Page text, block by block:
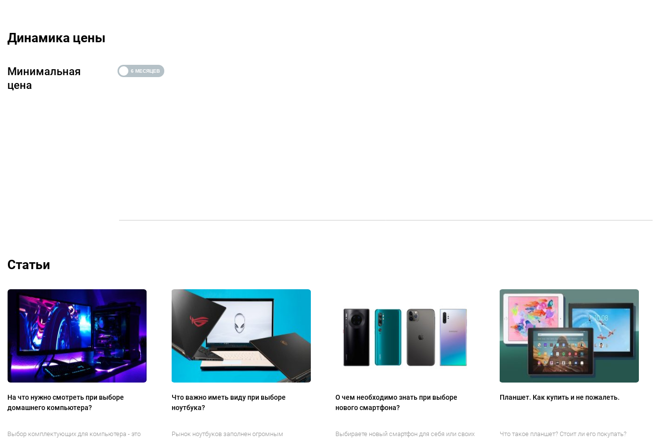
Динамика цены
Минимальная
цена
Статьи
На что нужно смотреть при выборе
домашнего компьютера?
Выбор комплектующих для компьютера - это
Что важно иметь виду при выборе
ноутбука?
Рынок ноутбуков заполнен огромным
О чем необходимо знать при выборе
нового смартфона?
Выбираете новый смартфон для себя или своих
Планшет. Как купить и не пожалеть.
Что такое планшет? Стоит ли его покупать?